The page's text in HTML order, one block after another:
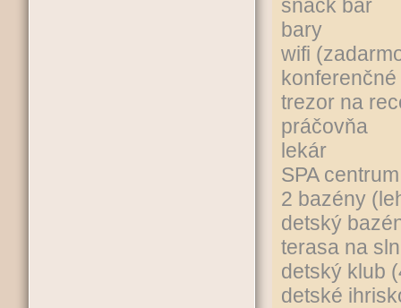
snack bar
bary
wifi
trezor na
práčovňa
lekár
SPA centrum
2 bazény
detský
terasa na
detský klub
detské